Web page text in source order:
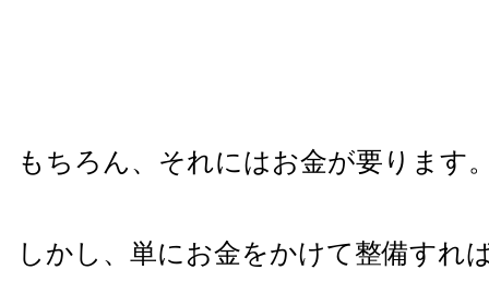
もちろん、それにはお金が要ります
しかし、単にお金をかけて整備すれ